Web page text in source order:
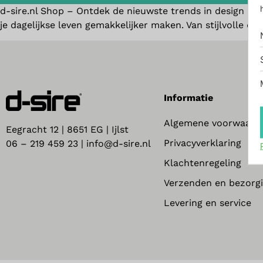
d-sire.nl Shop – Ontdek de nieuwste trends in design
je dagelijkse leven gemakkelijker maken. Van stijlvolle
Eegracht 12 | 8651 EG | Ijlst
06 – 219 459 23 | info@d-sire.nl
Informatie
Algemene
Privacyverklaring
Klachtenregeling
Verzenden en
Levering en service